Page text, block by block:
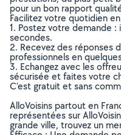
pour un bon rapport
Facilitez votre quotidien
1. Postez votre demande
secondes.
2. Recevez des réponses
professionnels en
3. Echangez avec les
sécurisée et faites votre
C’est gratuit et sans
AlloVoisins partout en
représentées sur
grande ville, trouvez un